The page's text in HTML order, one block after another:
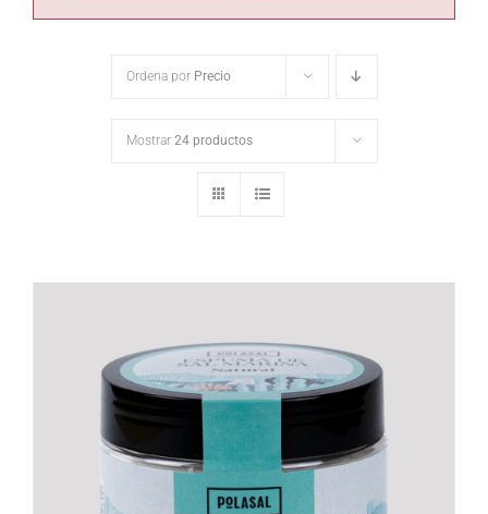
Ordena por Precio
Mostrar 24 productos